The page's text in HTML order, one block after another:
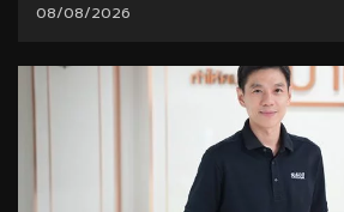
08/08/2026